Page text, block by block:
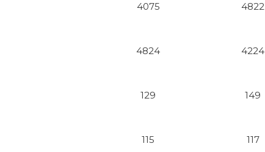
4075 4822
4824 4224
129 149
115 117